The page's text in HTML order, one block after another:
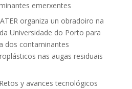
emerxentes
organiza un obradoiro na
Universidade do Porto para
dos contaminantes
nas augas residuais
y avances tecnológicos